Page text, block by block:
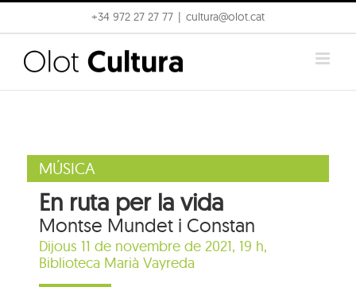
to
content
+34 972 27 27 77 cultura@olot.cat
MÚSICA
En ruta per la vida
Montse Mundet i Constan
Dijous 11 de novembre de 2021, 19 h,
Biblioteca Marià Vayreda